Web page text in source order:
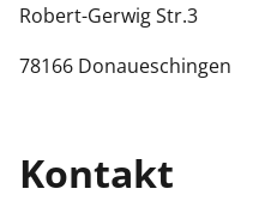
Robert-Gerwig Str.3
78166 Donaueschingen
Kontakt